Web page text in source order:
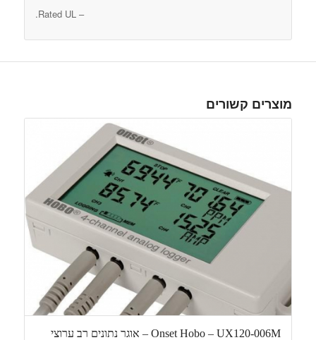
– Rated UL.
מוצרים קשורים
Onset Hobo – UX120-006M – אוגר נתונים רב ערוצי